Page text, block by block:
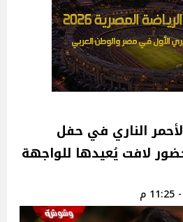
الناري في حفل
لافت يُعيدها للواجهة